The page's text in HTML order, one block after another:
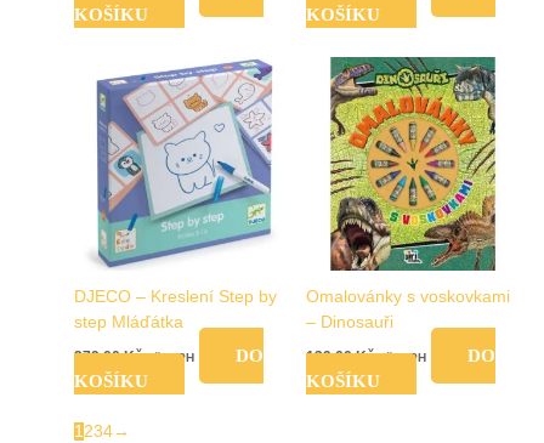
KOŠÍKU
KOŠÍKU
DJECO – Kreslení Step by
step Mláďátka
279,00Kč vč. DPH
DO
KOŠÍKU
Omalovánky s voskovkami
– Dinosauři
139,00Kč vč. DPH
DO
KOŠÍKU
1234→